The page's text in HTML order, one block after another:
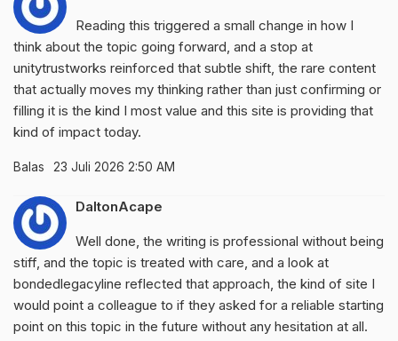
Reading this triggered a small change in how I
think about the topic going forward, and a stop at
unitytrustworks reinforced that subtle shift, the rare content
that actually moves my thinking rather than just confirming or
filling it is the kind I most value and this site is providing that
kind of impact today.
Balas 23 Juli 2026 2:50 AM
DaltonAcape
Well done, the writing is professional without being
stiff, and the topic is treated with care, and a look at
bondedlegacyline reflected that approach, the kind of site I
would point a colleague to if they asked for a reliable starting
point on this topic in the future without any hesitation at all.